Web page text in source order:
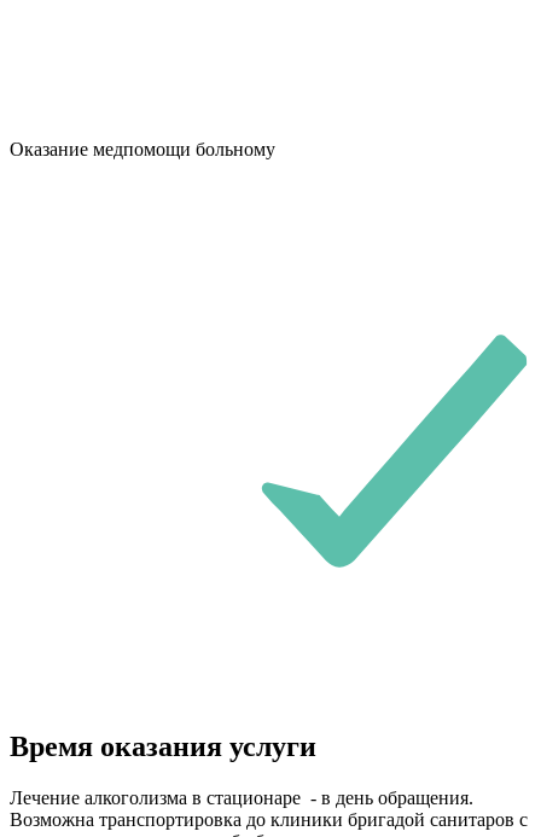
Оказание медпомощи больному
Время оказания услуги
Лечение алкоголизма в стационаре - в день обращения.
Возможна транспортировка до клиники бригадой санитаров с